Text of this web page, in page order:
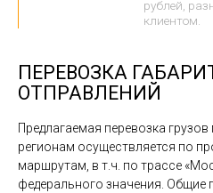
рублей,
клиентом.
ПЕРЕВОЗКА
ОТПРАВЛЕНИЙ
Предлагаемая перевозка
регионам осуществляется по
маршрутам, в т.ч. по трассе
федерального значения. Общие